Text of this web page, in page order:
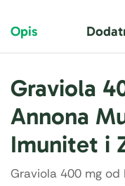
Opis
Graviola
Annona
Imunitet i
Graviola 400 mg